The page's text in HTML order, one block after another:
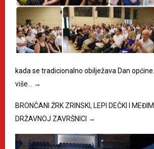
kada se tradicionalno obilježava Dan
više…
→
BRONČANI ŽRK ZRINSKI, LEPI DEČKI I
DRŽAVNOJ ZAVRŠNICI →